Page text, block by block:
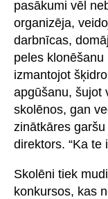
pasākumi vēl
organizēja,
darbnīcas,
peles
izmantojot
apgūšanu, šujot
skolēnos, gan
zinātkāres
direktors. “Ka te
Skolēni tiek
konkursos, kas